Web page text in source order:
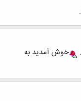
خوش آمدید به